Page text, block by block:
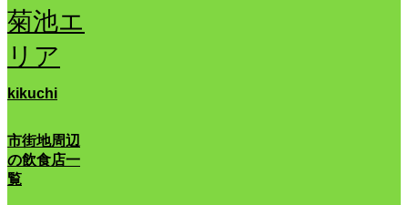
菊池エ
リア
kikuchi
市街地周辺
の飲食店一
覧